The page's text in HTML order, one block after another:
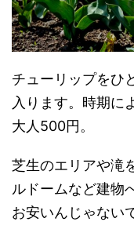
チューリップをひ
入ります。時期に
大人500円。
芝生のエリアや滝
ルドームなど建物
お安いんじゃない